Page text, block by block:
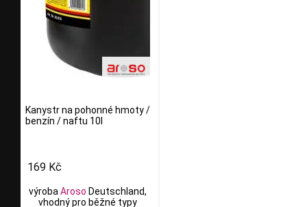
Kanystr na pohonné hmoty /
benzín / naftu 10l
169 Kč
výroba Aroso Deutschland,
vhodný pro běžné typy